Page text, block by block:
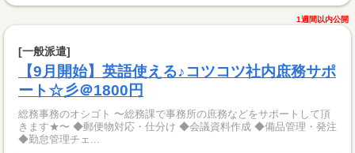
1週間以内公開
[一般派遣]
【9月開始】英語使える♪コツコツ社内庶務サポ
ート☆彡＠1800円
総務事務のオシゴト 〜総務課で事務所の庶務などをサポートして頂
きます★〜 ◆郵便物対応・仕分け ◆会議資料作成 ◆備品管理・発注
◆勤怠管理チェ...